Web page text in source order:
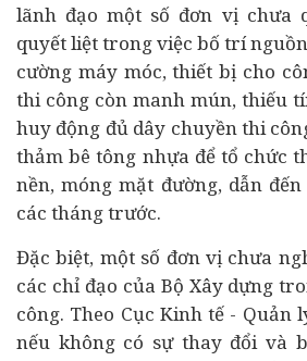
lãnh đạo một số đơn vị chưa
quyết liệt trong việc bố trí
cường máy móc, thiết bị cho
thi công còn manh mún, thiếu
huy động đủ dây chuyền thi
thảm bê tông nhựa để tổ chức
nền, móng mặt đường, dẫn
các tháng trước.
Đặc biệt, một số đơn vị chưa
các chỉ đạo của Bộ Xây dựng
công. Theo Cục Kinh tế - Quản
nếu không có sự thay đổi và